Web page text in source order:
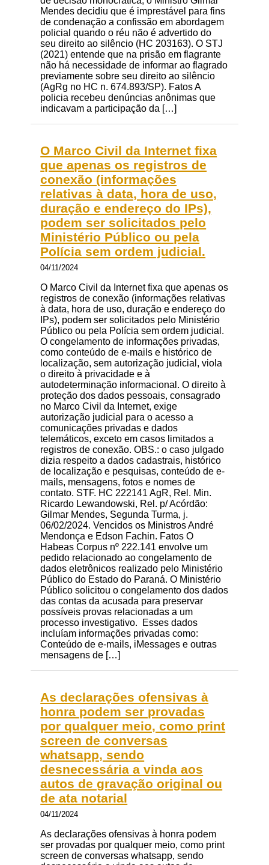
Mendes decidiu que é imprestável para fins
de condenação a confissão em abordagem
policial quando o réu não é advertido do
seu direito ao silêncio (HC 203163). O STJ
(2021) entende que na prisão em flagrante
não há necessidade de informar ao flagrado
previamente sobre seu direito ao silêncio
(AgRg no HC n. 674.893/SP). Fatos A
policia recebeu denúncias anônimas que
indicavam a participação da […]
O Marco Civil da Internet fixa
que apenas os registros de
conexão (informações
relativas à data, hora de uso,
duração e endereço do IPs),
podem ser solicitados pelo
Ministério Público ou pela
Polícia sem ordem judicial.
04/11/2024
O Marco Civil da Internet fixa que apenas os
registros de conexão (informações relativas
à data, hora de uso, duração e endereço do
IPs), podem ser solicitados pelo Ministério
Público ou pela Polícia sem ordem judicial.
O congelamento de informações privadas,
como conteúdo de e-mails e histórico de
localização, sem autorização judicial, viola
o direito à privacidade e à
autodeterminação informacional. O direito à
proteção dos dados pessoais, consagrado
no Marco Civil da Internet, exige
autorização judicial para o acesso a
comunicações privadas e dados
telemáticos, exceto em casos limitados a
registros de conexão. OBS.: o caso julgado
dizia respeito a dados cadastrais, histórico
de localização e pesquisas, conteúdo de e-
mails, mensagens, fotos e nomes de
contato. STF. HC 222141 AgR, Rel. Min.
Ricardo Lewandowski, Rel. p/ Acórdão:
Gilmar Mendes, Segunda Turma, j.
06/02/2024. Vencidos os Ministros André
Mendonça e Edson Fachin. Fatos O
Habeas Corpus nº 222.141 envolve um
pedido relacionado ao congelamento de
dados eletrônicos realizado pelo Ministério
Público do Estado do Paraná. O Ministério
Público solicitou o congelamento dos dados
das contas da acusada para preservar
possíveis provas relacionadas a um
processo investigativo. Esses dados
incluíam informações privadas como:
Conteúdo de e-mails, iMessages e outras
mensagens de […]
As declarações ofensivas à
honra podem ser provadas
por qualquer meio, como print
screen de conversas
whatsapp, sendo
desnecessária a vinda aos
autos de gravação original ou
de ata notarial
04/11/2024
As declarações ofensivas à honra podem
ser provadas por qualquer meio, como print
screen de conversas whatsapp, sendo